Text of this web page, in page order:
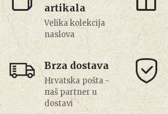
artikala
Velika kolekcija
naslova
Brza dostava
Hrvatska pošta -
naš partner u
dostavi